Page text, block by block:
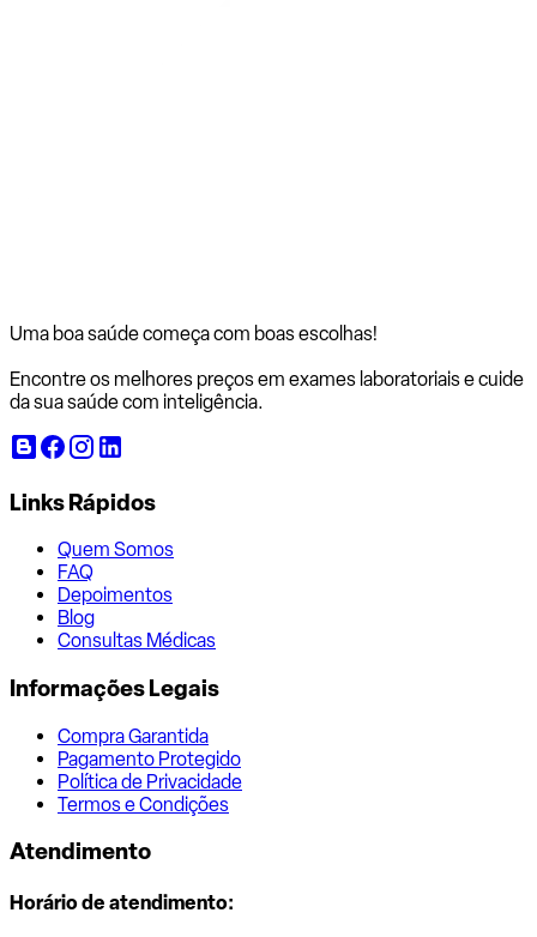
Uma boa saúde começa com boas escolhas!
Encontre os melhores preços em exames laboratoriais e cuide
da sua saúde com inteligência.
Links Rápidos
Quem Somos
FAQ
Depoimentos
Blog
Consultas Médicas
Informações Legais
Compra Garantida
Pagamento Protegido
Política de Privacidade
Termos e Condições
Atendimento
Horário de atendimento: